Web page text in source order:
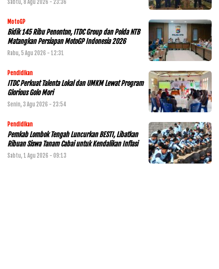
Sabtu, 8 Agu 2026 - 23:36
MotoGP
Bidik 145 Ribu Penonton, ITDC Group dan Polda NTB
Matangkan Persiapan MotoGP Indonesia 2026
Rabu, 5 Agu 2026 - 12:31
Pendidikan
ITDC Perkuat Talenta Lokal dan UMKM Lewat Program
Glorious Golo Mori
Senin, 3 Agu 2026 - 23:54
Pendidikan
Pemkab Lombok Tengah Luncurkan BESTI, Libatkan
Ribuan Siswa Tanam Cabai untuk Kendalikan Inflasi
Sabtu, 1 Agu 2026 - 09:13